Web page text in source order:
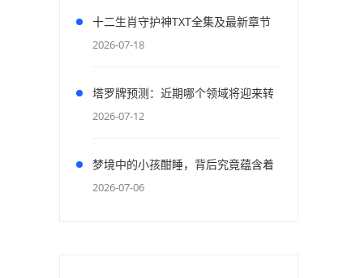
十二生肖守护神TXT全集及最新章节
资源获取
2026-07-18
塔罗牌预测：近期哪个领域将迎来转
机？
2026-07-12
梦境中的小孩酣睡，背后究竟蕴含着
怎样的寓意？
2026-07-06